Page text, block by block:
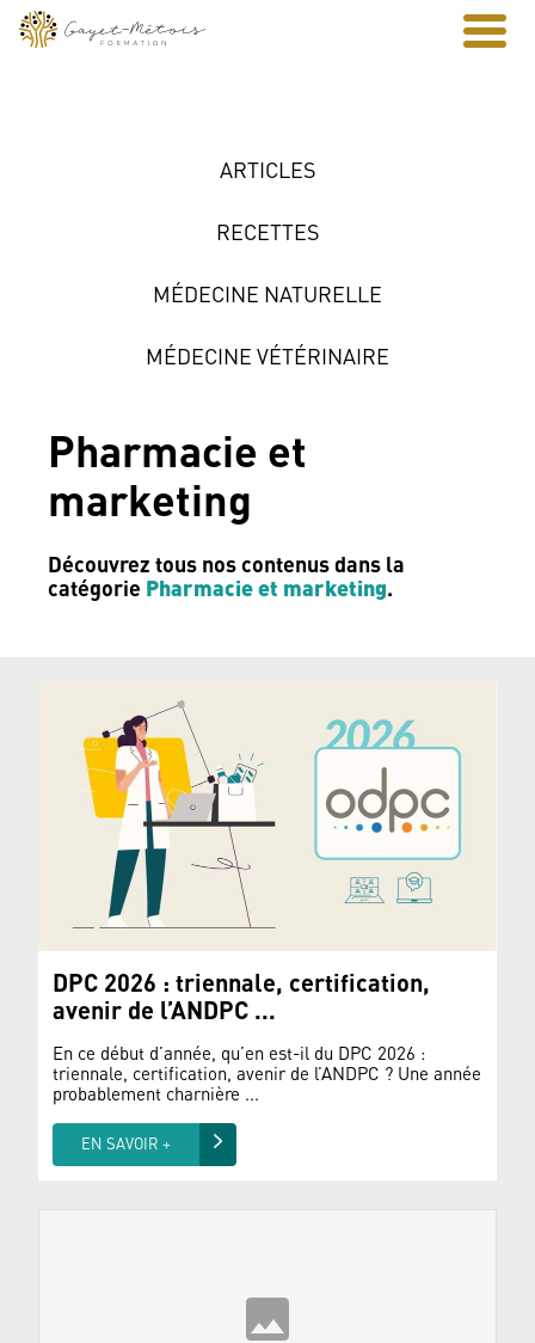
ARTICLES
RECETTES
MÉDECINE NATURELLE
MÉDECINE VÉTÉRINAIRE
Pharmacie et
marketing
Découvrez tous nos contenus dans la
catégorie Pharmacie et marketing.
DPC 2026 : triennale, certification,
avenir de l’ANDPC ...
En ce début d’année, qu’en est-il du DPC 2026 :
triennale, certification, avenir de l’ANDPC ? Une année
probablement charnière ...
EN SAVOIR +